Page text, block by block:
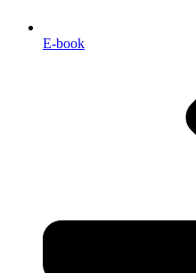
E-book